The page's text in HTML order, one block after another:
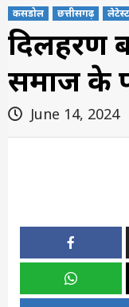
कसडोल छत्तीसगढ़ लेटेस्ट
दिलहरण
समाज के
June 14, 2024